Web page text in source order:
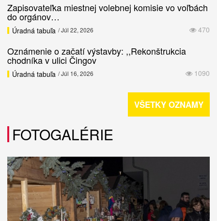
Zapisovateľka miestnej volebnej komisie vo voľbách
do orgánov…
470
Úradná tabuľa / Júl 22, 2026
Oznámenie o začatí výstavby: ,,Rekonštrukcia
chodníka v ulici Čingov
1090
Úradná tabuľa / Júl 16, 2026
VŠETKY OZNAMY
FOTOGALÉRIE